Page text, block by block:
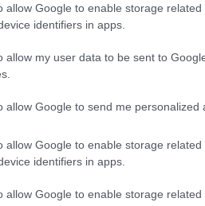
allow Google to enable storage
identifiers in apps.
allow my user data to be sent to
allow Google to send me personalized
allow Google to enable storage
identifiers in apps.
allow Google to enable storage
hogy 1994 van
nélkül, mert Merrick nem
hanem
élet különös,
üdvözleteket